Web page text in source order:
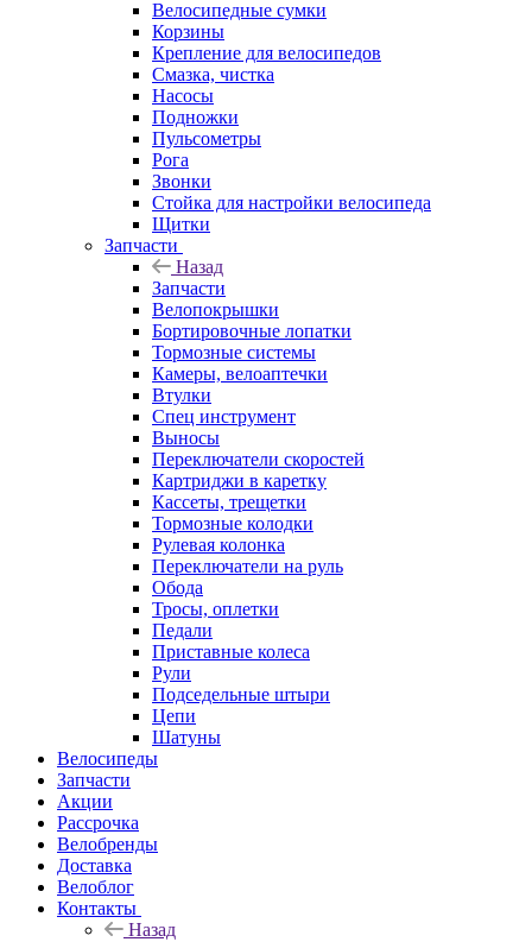
Велосипедные сумки
Корзины
Крепление для велосипедов
Смазка, чистка
Насосы
Подножки
Пульсометры
Рога
Звонки
Стойка для настройки велосипеда
Щитки
Запчасти
Назад
Запчасти
Велопокрышки
Бортировочные лопатки
Тормозные системы
Камеры, велоаптечки
Втулки
Спец инструмент
Выносы
Переключатели скоростей
Картриджи в каретку
Кассеты, трещетки
Тормозные колодки
Рулевая колонка
Переключатели на руль
Обода
Тросы, оплетки
Педали
Приставные колеса
Рули
Подседельные штыри
Цепи
Шатуны
Велосипеды
Запчасти
Акции
Рассрочка
Велобренды
Доставка
Велоблог
Контакты
Назад